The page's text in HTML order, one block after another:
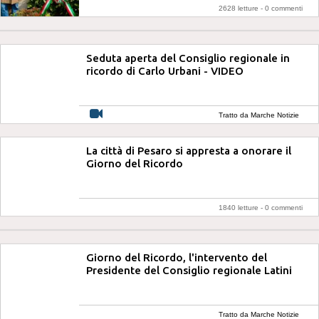
2628 letture - 0 commenti
Seduta aperta del Consiglio regionale in
ricordo di Carlo Urbani - VIDEO
Tratto da Marche Notizie
La città di Pesaro si appresta a onorare il
Giorno del Ricordo
1840 letture - 0 commenti
Giorno del Ricordo, l'intervento del
Presidente del Consiglio regionale Latini
Tratto da Marche Notizie